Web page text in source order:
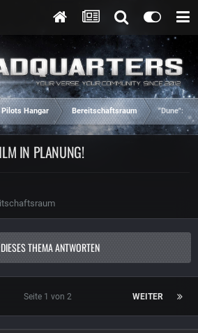
Pilots Hangar Bereitschaftsraum "Dune":
IN PLANUNG!
THEMA ANTWORTEN
WEITER
Seite 1 von 2